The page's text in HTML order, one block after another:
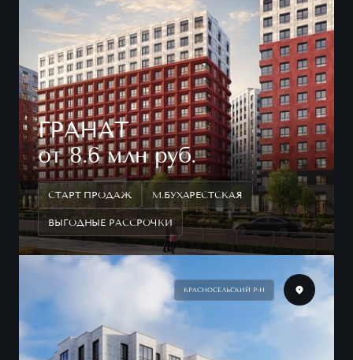
ГРАНАТ
от 8.6 млн руб.
СТАРТ ПРОДАЖ М.БУХАРЕСТСКАЯ
ВЫГОДНЫЕ РАССРОЧКИ
КРАСНОСЕЛЬСКИЙ Р-Н